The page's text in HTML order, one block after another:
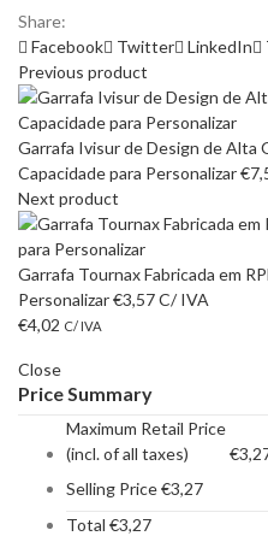
Share:
Facebook
Twitter LinkedIn
Previous product
Garrafa Ivisur de Design de Alta
Capacidade para Personalizar€
Next product
Garrafa Tournax Fabricada em
Personalizar€3,57C/ IVA
€4,02 C/ IVA
Close
Price Summary
Maximum Retail Price
(incl. of all taxes)
€
Selling Price€3,27
Total €3,27